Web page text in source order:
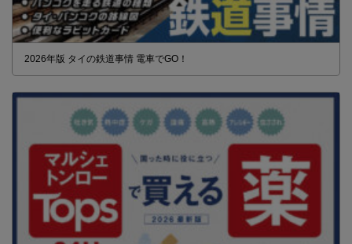
2026年版 タイの鉄道事情 電車でGO！